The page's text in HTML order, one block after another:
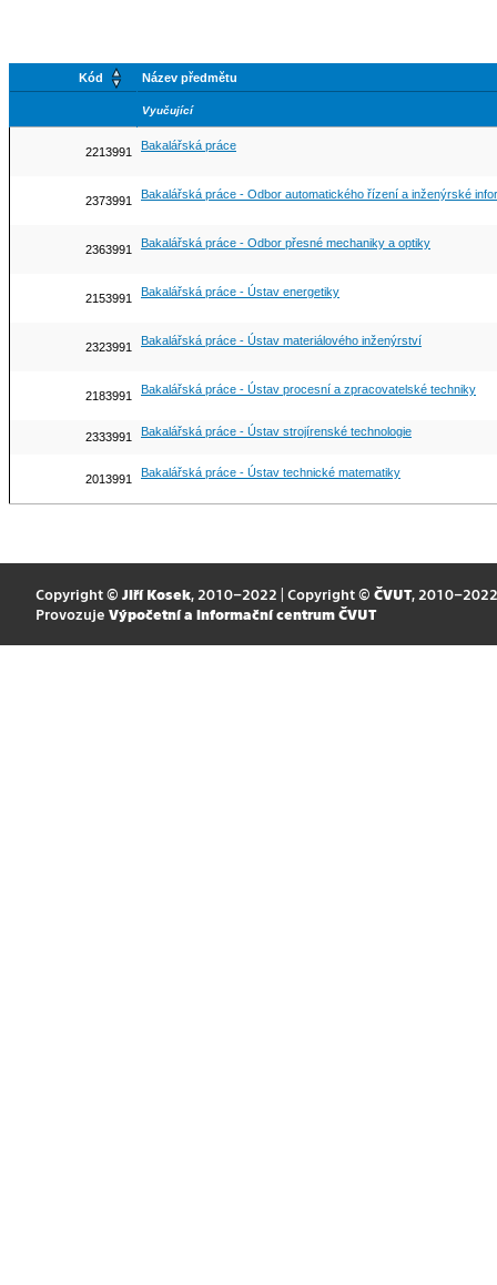
Kód Název předmětu
Vyučující
2213991 Bakalářská práce
2373991 Bakalářská práce - Odbor automatického řízení a inženýrské
2363991 Bakalářská práce - Odbor přesné mechaniky a optiky
2153991 Bakalářská práce - Ústav energetiky
2323991 Bakalářská práce - Ústav materiálového inženýrství
2183991 Bakalářská práce - Ústav procesní a zpracovatelské techniky
2333991 Bakalářská práce - Ústav strojírenské technologie
2013991 Bakalářská práce - Ústav technické matematiky
Copyright © Jiří Kosek, 2010–2022 | Copyright © ČVUT, 2010–2022
Provozuje Výpočetní a informační centrum ČVUT